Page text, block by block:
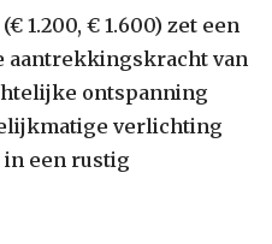
1.200, € 1.600) zet een
aantrekkingskracht van
ontspanning
verlichting
een rustig